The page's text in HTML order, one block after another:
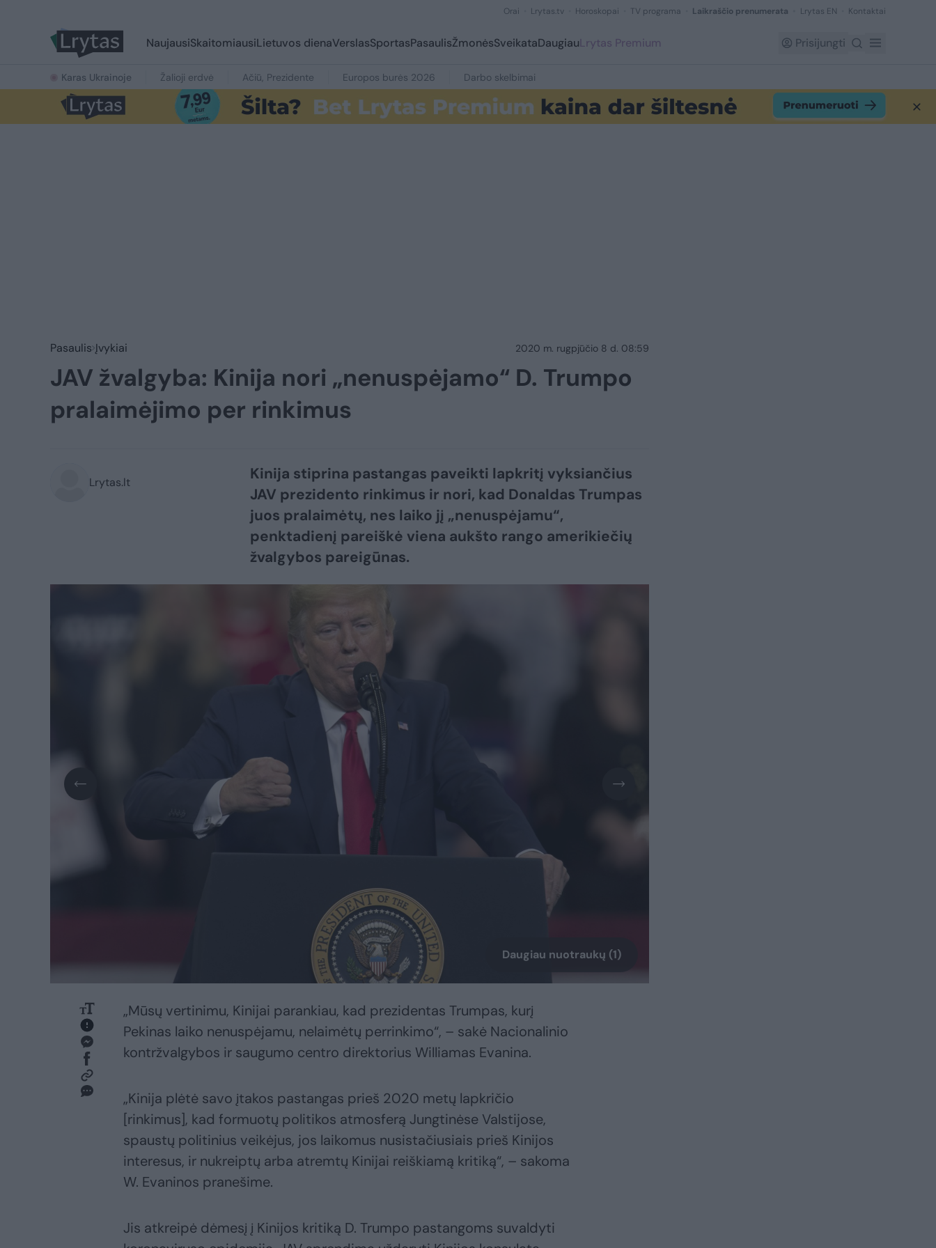
Orai Lrytas.tv Horoskopai TV programa Laikraščio prenumerata Lrytas EN Kontaktai
NaujausiSkaitomiausiLietuvos dienaVerslasSportasPasaulisŽmonėsSveikataDaugiauLrytas Premium Prisijungti
Karas Ukrainoje Žalioji erdvė Ačiū, Prezidente Europos burės 2026 Darbo skelbimai
Pasaulis Įvykiai 2020 m. rugpjūčio 8 d. 08:59
JAV žvalgyba: Kinija nori „nenuspėjamo“ D. Trumpo
pralaimėjimo per rinkimus
Lrytas.lt
Kinija stiprina pastangas paveikti lapkritį vyksiančius
JAV prezidento rinkimus ir nori, kad Donaldas Trumpas
juos pralaimėtų, nes laiko jį „nenuspėjamu“,
penktadienį pareiškė viena aukšto rango amerikiečių
žvalgybos pareigūnas.
Daugiau nuotraukų (1)
„Mūsų vertinimu, Kinijai parankiau, kad prezidentas Trumpas, kurį
Pekinas laiko nenuspėjamu, nelaimėtų perrinkimo“, – sakė Nacionalinio
kontržvalgybos ir saugumo centro direktorius Williamas Evanina.
„Kinija plėtė savo įtakos pastangas prieš 2020 metų lapkričio
[rinkimus], kad formuotų politikos atmosferą Jungtinėse Valstijose,
spaustų politinius veikėjus, jos laikomus nusistačiusiais prieš Kinijos
interesus, ir nukreiptų arba atremtų Kinijai reiškiamą kritiką“, – sakoma
W. Evaninos pranešime.
Jis atkreipė dėmesį į Kinijos kritiką D. Trumpo pastangoms suvaldyti